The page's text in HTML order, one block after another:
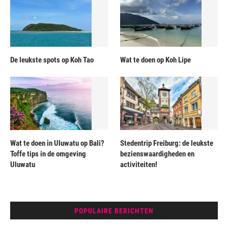
De leukste spots op Koh Tao Wat te doen op Koh Lipe
Wat te doen in Uluwatu op Bali?
Toffe tips in de omgeving
Uluwatu
Stedentrip Freiburg: de leukste
bezienswaardigheden en
activiteiten!
POPULAIRE BERICHTEN